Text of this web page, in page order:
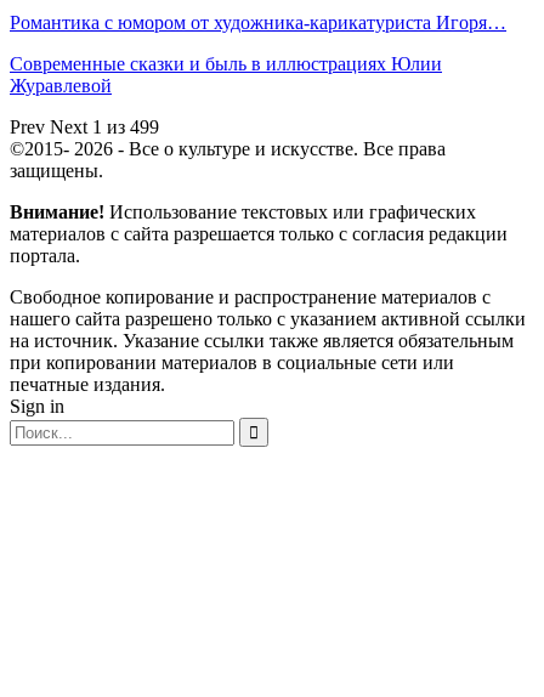
Романтика с юмором от художника-карикатуриста Игоря…
Современные сказки и быль в иллюстрациях Юлии
Журавлевой
Prev Next 1 из 499
©2015- 2026 - Все о культуре и искусстве. Все права
защищены.
Внимание! Использование текстовых или графических
материалов с сайта разрешается только c согласия редакции
портала.
Свободное копирование и распространение материалов с
нашего сайта разрешено только с указанием активной ссылки
на источник. Указание ссылки также является обязательным
при копировании материалов в социальные сети или
печатные издания.
Sign in